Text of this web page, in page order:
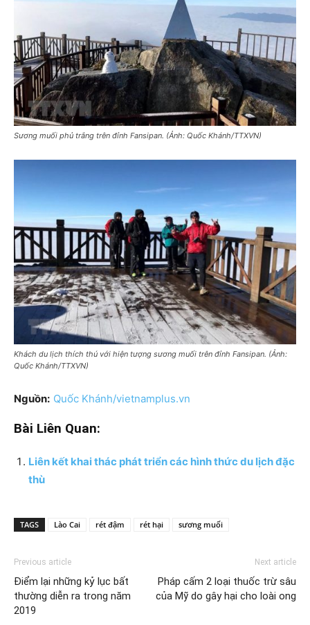
Sương muối phủ trắng trên đỉnh Fansipan. (Ảnh: Quốc Khánh/TTXVN)
Khách du lịch thích thú với hiện tượng sương muối trên đỉnh Fansipan. (Ảnh:
Quốc Khánh/TTXVN)
Nguồn: Quốc Khánh/vietnamplus.vn
Bài Liên Quan:
Liên kết khai thác phát triển các hình thức du lịch đặc
thù
TAGS Lào Cai rét đậm rét hại sương muối
Previous article
Điểm lại những kỷ lục bất
thường diễn ra trong năm
2019
Next article
Pháp cấm 2 loại thuốc trừ sâu
của Mỹ do gây hại cho loài ong